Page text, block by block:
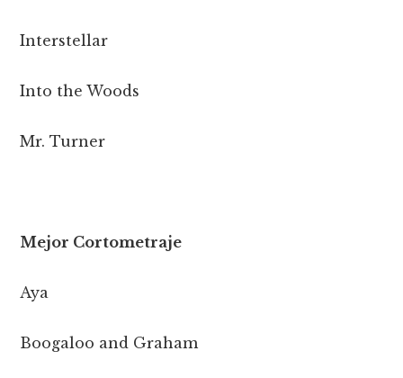
Interstellar
Into the Woods
Mr. Turner
Mejor Cortometraje
Aya
Boogaloo and Graham